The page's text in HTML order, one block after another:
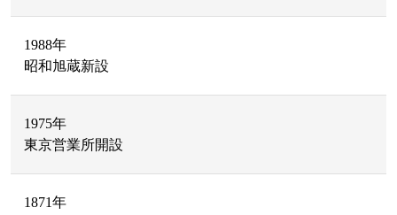
1988年
昭和旭蔵新設
1975年
東京営業所開設
1871年